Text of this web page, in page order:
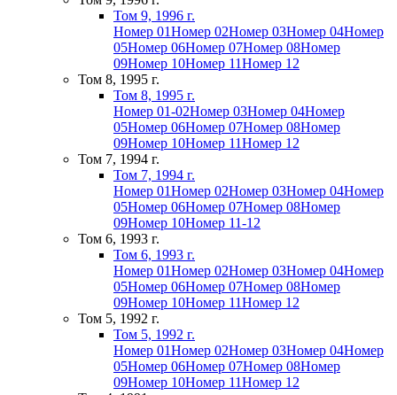
Том 9, 1996 г.
Номер 01Номер 02Номер 03Номер 04Номер
05Номер 06Номер 07Номер 08Номер
09Номер 10Номер 11Номер 12
Том 8, 1995 г.
Том 8, 1995 г.
Номер 01-02Номер 03Номер 04Номер
05Номер 06Номер 07Номер 08Номер
09Номер 10Номер 11Номер 12
Том 7, 1994 г.
Том 7, 1994 г.
Номер 01Номер 02Номер 03Номер 04Номер
05Номер 06Номер 07Номер 08Номер
09Номер 10Номер 11-12
Том 6, 1993 г.
Том 6, 1993 г.
Номер 01Номер 02Номер 03Номер 04Номер
05Номер 06Номер 07Номер 08Номер
09Номер 10Номер 11Номер 12
Том 5, 1992 г.
Том 5, 1992 г.
Номер 01Номер 02Номер 03Номер 04Номер
05Номер 06Номер 07Номер 08Номер
09Номер 10Номер 11Номер 12